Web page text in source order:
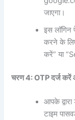
जाएगा।
इस
करने के
करें” या
चरण 4: OTPदर्जकरें
आपके
टाइम